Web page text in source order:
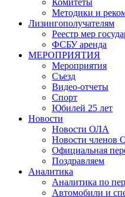
Комитеты
Методики и
Лизингополучателям
Реестр мер
ФСБУ аренда
МЕРОПРИЯТИЯ
Мероприятия
Съезд
Видео-отчеты
Спорт
Юбилей 25 лет
Новости
Новости ОЛА
Новости членов
Официальная
Поздравляем
Аналитика
Аналитика по
Автомобили и